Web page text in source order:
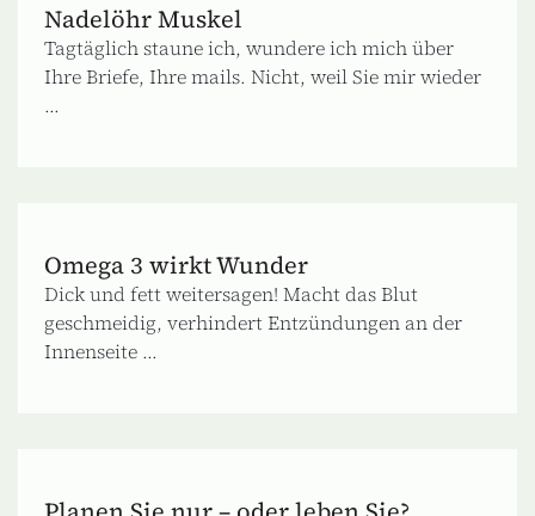
Nadelöhr Muskel
Tagtäglich staune ich, wundere ich mich über
Ihre Briefe, Ihre mails. Nicht, weil Sie mir wieder
...
Omega 3 wirkt Wunder
Dick und fett weitersagen! Macht das Blut
geschmeidig, verhindert Entzündungen an der
Innenseite ...